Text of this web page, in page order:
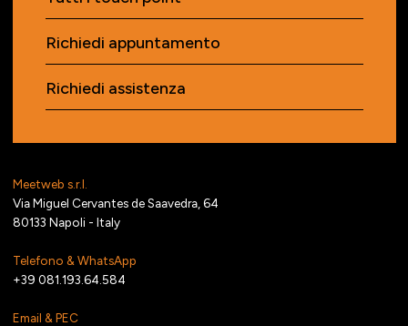
Meetweb s.r.l.
Via Miguel Cervantes de Saavedra, 64
80133 Napoli - Italy
Telefono & WhatsApp
+39 081.193.64.584
Email & PEC
Richiedi appuntamento
Richiedi assistenza